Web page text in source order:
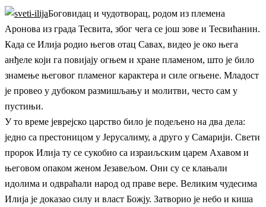
Боговидац и чудотворац, родом из племена
Аронова из града Тесвита, због чега се још зове и Тесвићанин.
Када се Илија родио његов отац Савах, видео је око њега
анђеле који га повијају огњем и хране пламеном, што је било
знамење његовог пламеног карактера и силе огњене. Младост
је провео у дубоком размишљању и молитви, често сам у
пустињи.
У то време јеврејско царство било је подељено на два дела:
једно са престоницом у Јерусалиму, а друго у Самарији. Свети
пророк Илија ту се сукобио са израиљским царем Ахавом и
његовом опаком женом Језавељом. Они су се клањали
идолима и одвраћали народ од праве вере. Великим чудесима
Илија је доказао силу и власт Божју. Затворио је небо и киша